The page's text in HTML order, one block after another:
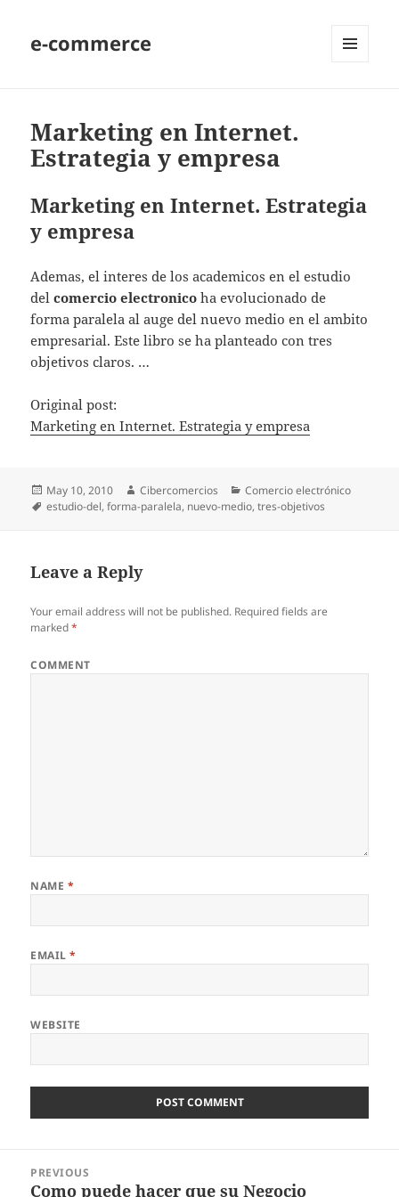
e-commerce
Marketing en Internet.
Estrategia y empresa
Marketing en Internet. Estrategia
y empresa
Ademas, el interes de los academicos en el estudio
delcomercio electronico ha evolucionado de
forma paralela al auge del nuevo medio en el ambito
empresarial. Este libro se ha planteado con tres
objetivos claros. …
Original post:
Marketing en Internet. Estrategia y empresa
Posted
on
May 10, 2010 Author
Cibercomercios Categories
Comercio electrónico
Tags
estudio-del,forma-paralela, nuevo-medio,tres-objetivos
Leave a Reply
Your email address will not be published. Required fields are
marked*
COMMENT
NAME *
EMAIL*
WEBSITE
navigation
PREVIOUS
Previous
Como puede hacer que su Negocio